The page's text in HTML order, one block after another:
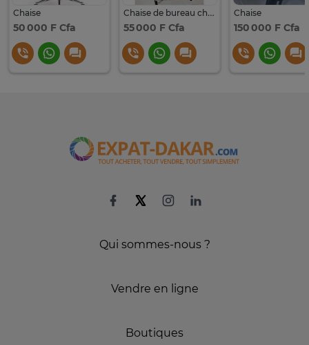
Chaise
50 000 F Cfa
Chaise de bureau chaise visiteurs
55 000 F Cfa
Chaise
150 000 F Cfa
Qui sommes-nous ?
Vendre en ligne
Boutiques